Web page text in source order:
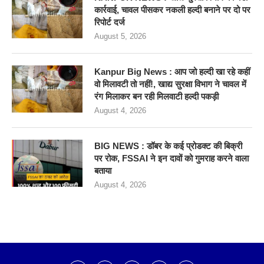
कार्रवाई, चावल पीसकर नकली हल्दी बनाने पर दो पर
रिपोर्ट दर्ज
August 5, 2026
Kanpur Big News : आप जो हल्दी खा रहे कहीं
वो मिलावटी तो नहीं!, खाद्य सुरक्षा विभाग ने चावल में
रंग मिलाकर बन रही मिलवाटी हल्दी पकड़ी
August 4, 2026
BIG NEWS : डॉबर के कई प्रोडक्ट की बिक्री
पर रोक, FSSAI ने इन दावों को गुमराह करने वाला
बताया
August 4, 2026